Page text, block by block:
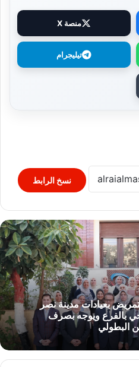
منصة X
تيليجرام
نسخ الرابط
بعيادات مدينة نصر
بالفرع ويوجه بصرف
البطولي